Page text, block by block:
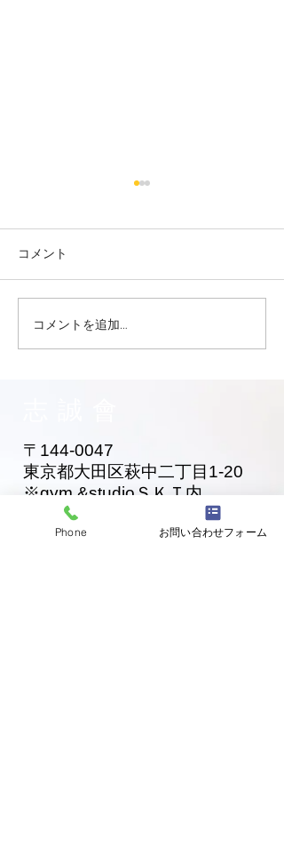
志誠會ファィティングト
ーナメント2026夏の陣！
コメント
コメントを追加…
〒144-0047
東京都大田区萩中二丁目1-20
​※gym &studioＳＫＴ内
道場03-6320-7335
Phone お問い合わせフォーム